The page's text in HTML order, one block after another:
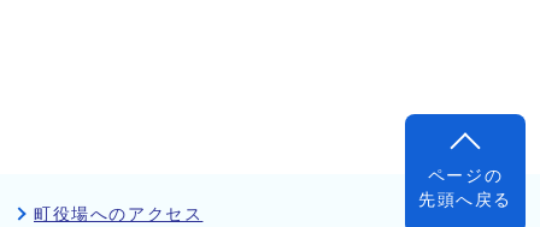
ページの
先頭へ戻る
町役場へのアクセス